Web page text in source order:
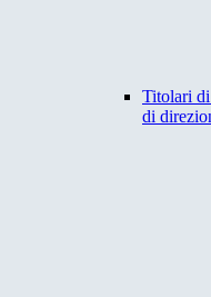
Titolari
di